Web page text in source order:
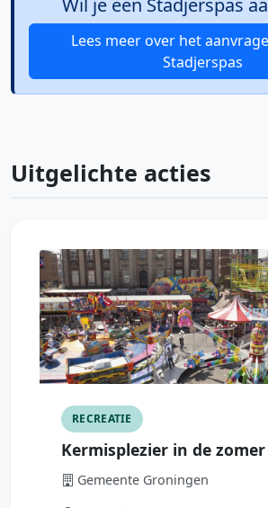
Wil je een Stadjerspas
Lees meer over het
Stadjerspas
Uitgelichte acties
RECREATIE
Kermisplezier in de zomer
Gemeente Groningen